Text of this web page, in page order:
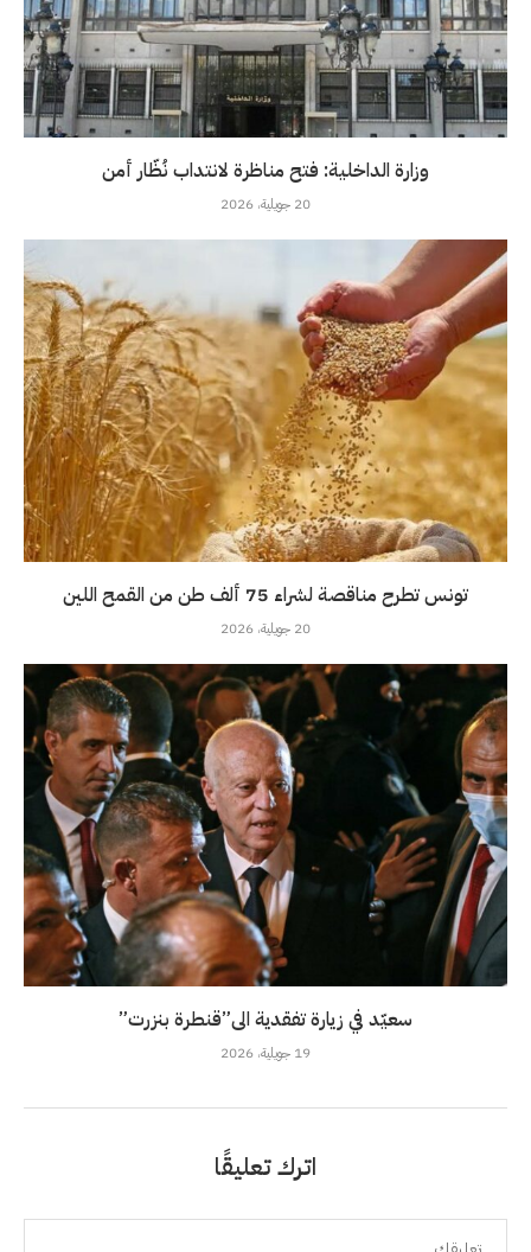
وزارة الداخلية: فتح مناظرة لانتداب نُظّار أمن
20 جويلية، 2026
تونس تطرح مناقصة لشراء 75 ألف طن من القمح اللين
20 جويلية، 2026
سعيّد في زيارة تفقدية الى”قنطرة بنزرت”
19 جويلية، 2026
اترك تعليقًا